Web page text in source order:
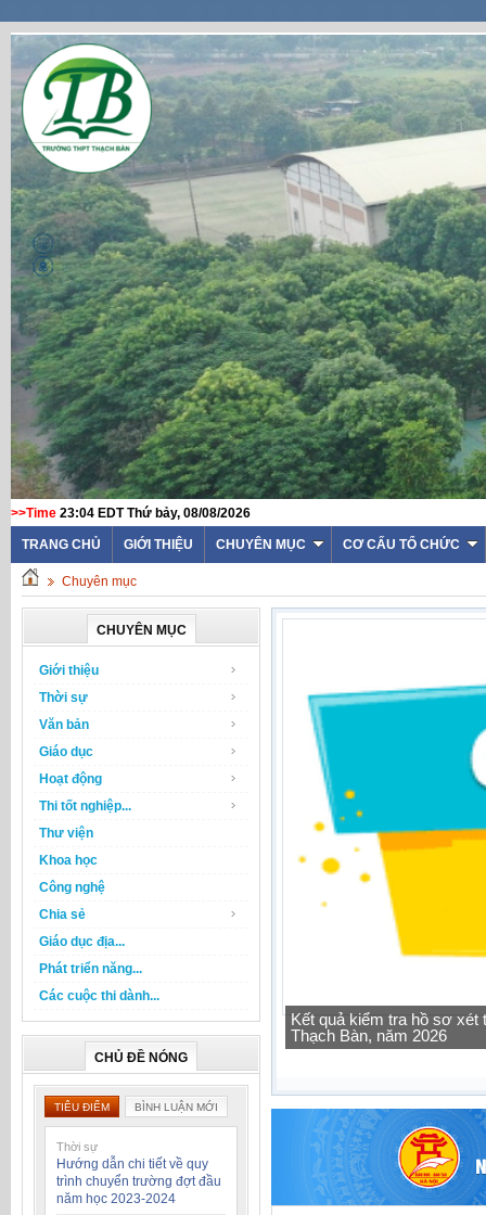
>>Time 23:04 EDT Thứ bảy, 08/08/2026
TRANG CHỦ GIỚI THIỆU CHUYÊN MỤC CƠ CẤU TỔ CHỨC
Chuyên mục
CHUYÊN MỤC
Giới thiệu
Thời sự
Văn bản
Giáo dục
Hoạt động
Thi tốt nghiệp...
Thư viện
Khoa học
Công nghệ
Chia sẻ
Giáo dục địa...
Phát triển năng...
Các cuộc thi dành...
CHỦ ĐỀ NÓNG
TIÊU ĐIỂM BÌNH LUẬN MỚI
Thời sự
Hướng dẫn chi tiết về quy
trình chuyển trường đợt đầu
năm học 2023-2024
Kết quả kiểm tra hồ sơ
Thạch Bàn, năm 2026